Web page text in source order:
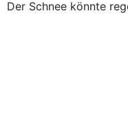
Der Schnee könnte